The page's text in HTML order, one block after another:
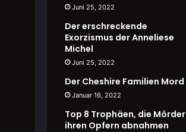
Juni 25, 2022
Der erschreckende
Exorzismus der Anneliese
Michel
Juni 25, 2022
Der Cheshire Familien Mord
Januar 16, 2022
Top 8 Trophäen, die Mörder
ihren Opfern abnahmen